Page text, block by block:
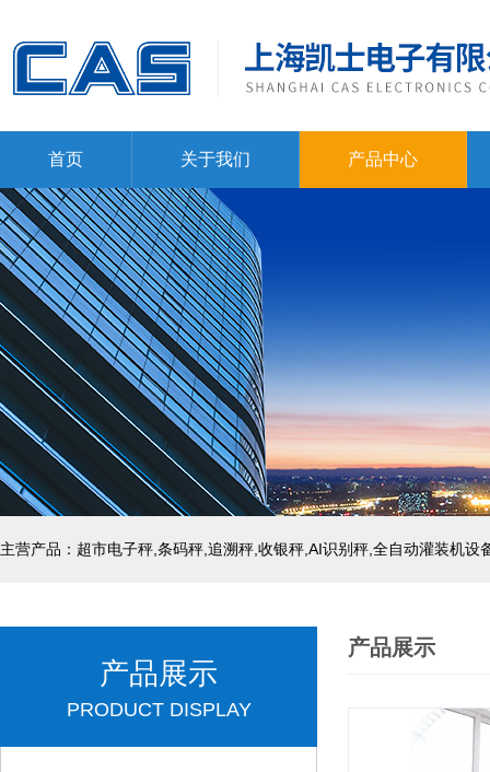
首页 关于我们 产品中心
主营产品：超市电子秤,条码秤,追溯秤,收银秤,AI识别秤,全自动灌装机设
产品展示
PRODUCT DISPLAY
产品展示